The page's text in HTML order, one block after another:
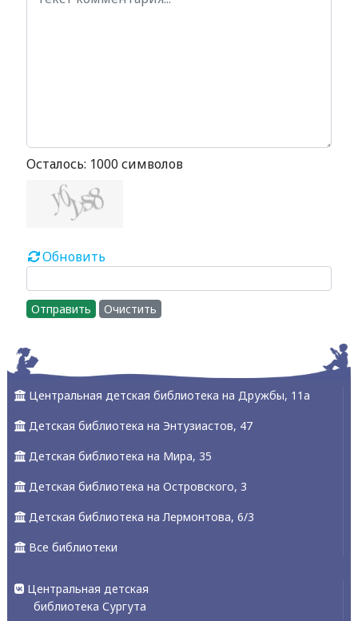
Осталось: 1000 символов
Обновить
Отправить Очистить
Центральная детская библиотека на Дружбы, 11а
Детская библиотека на Энтузиастов, 47
Детская библиотека на Мира, 35
Детская библиотека на Островского, 3
Детская библиотека на Лермонтова, 6/3
Все библиотеки
Центральная детская
библиотека Сургута